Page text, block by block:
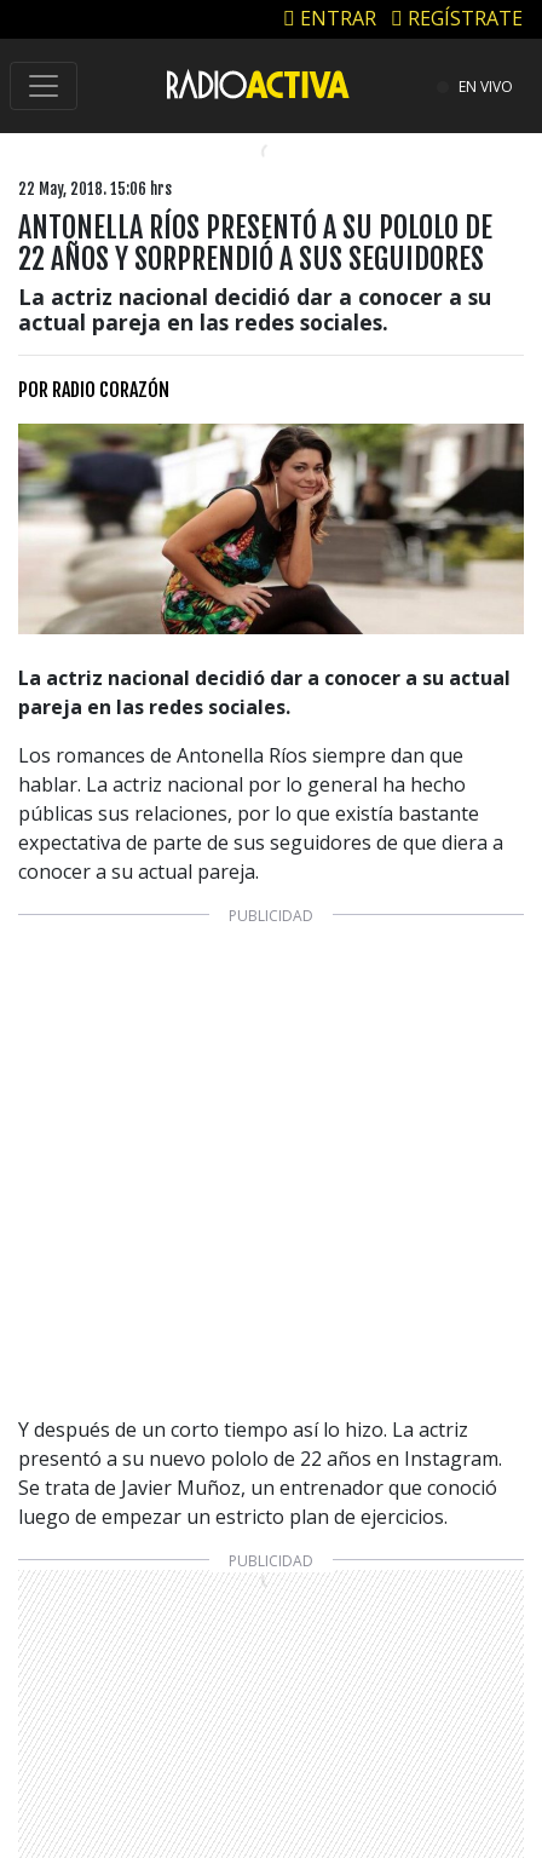
ENTRAR REGÍSTRATE
EN VIVO
22 May, 2018. 15:06 hrs
ANTONELLA RÍOS PRESENTÓ A SU POLOLO DE
22 AÑOS Y SORPRENDIÓ A SUS SEGUIDORES
La actriz nacional decidió dar a conocer a su
actual pareja en las redes sociales.
POR RADIO CORAZÓN
La actriz nacional decidió dar a conocer a su actual
pareja en las redes sociales.
Los romances de Antonella Ríos siempre dan que
hablar. La actriz nacional por lo general ha hecho
públicas sus relaciones, por lo que existía bastante
expectativa de parte de sus seguidores de que diera a
conocer a su actual pareja.
Y después de un corto tiempo así lo hizo. La actriz
presentó a su nuevo pololo de 22 años en Instagram.
Se trata de Javier Muñoz, un entrenador que conoció
luego de empezar un estricto plan de ejercicios.